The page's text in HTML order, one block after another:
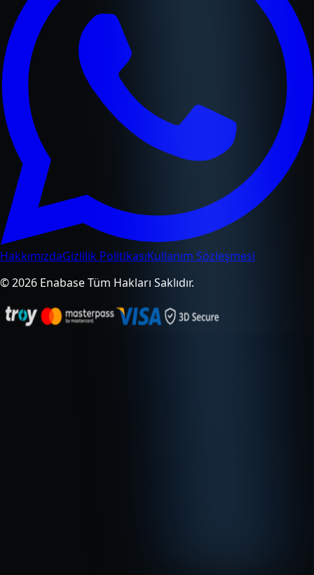
HakkımızdaGizlilik PolitikasıKullanım Sözleşmesi
© 2026 Enabase Tüm Hakları Saklıdır.